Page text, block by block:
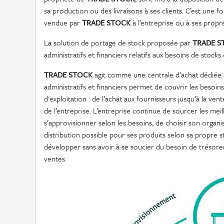
sa production ou des livraisons à ses clients. C’est une
vendue parTRADE STOCKà l’entreprise ou à ses
La solution de portage de stock proposée parTRADE
administratifs et financiers relatifs aux besoins de
TRADE STOCKagit comme une centrale d’achat
administratifs et financiers permet de couvrir les
d'exploitation : de l’achat aux fournisseurs jusqu’à la
de l’entreprise. L’entreprise continue de sourcer les
s’approvisionner selon les besoins, de choisir son
distribution possible pour ses produits selon sa propre
développer sans avoir à se soucier du besoin de
ventes.